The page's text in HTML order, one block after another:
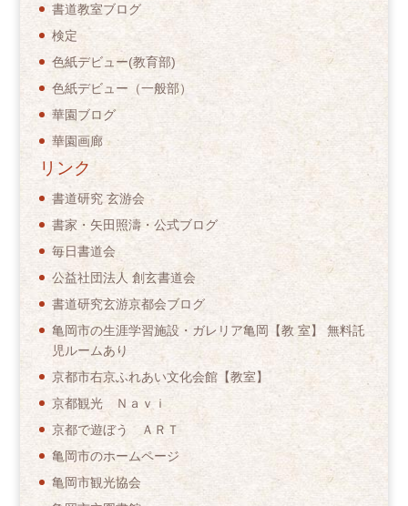
書道教室ブログ
検定
色紙デビュー(教育部)
色紙デビュー（一般部）
華園ブログ
華園画廊
リンク
書道研究 玄游会
書家・矢田照濤・公式ブログ
毎日書道会
公益社団法人 創玄書道会
書道研究玄游京都会ブログ
亀岡市の生涯学習施設・ガレリア亀岡【教 室】 無料託
児ルームあり
京都市右京ふれあい文化会館【教室】
京都観光 Ｎａｖｉ
京都で遊ぼう ＡＲＴ
亀岡市のホームページ
亀岡市観光協会